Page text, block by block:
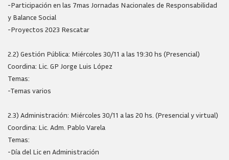
-Participación en las 7mas Jornadas Nacionales de Responsabilidad
y Balance Social
-Proyectos 2023 Rescatar
2.2) Gestión Pública: Miércoles 30/11 a las 19:30 hs (Presencial)
Coordina: Lic. GP Jorge Luis López
Temas:
-Temas varios
2.3) Administración: Miércoles 30/11 a las 20 hs. (Presencial y virtual)
Coordina: Lic. Adm. Pablo Varela
Temas:
-Día del Lic en Administración